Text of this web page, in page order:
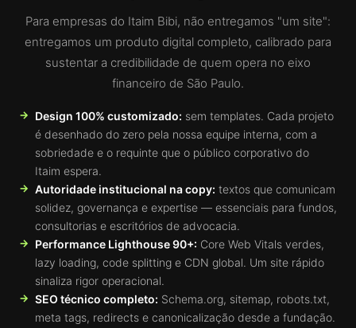
Para empresas do Itaim Bibi, não entregamos "um site":
entregamos um produto digital completo, calibrado para
sustentar a credibilidade de quem opera no eixo
financeiro de São Paulo.
Design 100% customizado: sem templates. Cada projeto
é desenhado do zero pela nossa equipe interna, com a
sobriedade e o requinte que o público corporativo do
Itaim espera.
Autoridade institucional na copy: textos que comunicam
solidez, governança e expertise — essenciais para fundos,
consultorias e escritórios de advocacia.
Performance Lighthouse 90+: Core Web Vitals verdes,
lazy loading, code splitting e CDN global. Um site rápido
sinaliza rigor operacional.
SEO técnico completo: Schema.org, sitemap, robots.txt,
meta tags, redirects e canonicalização desde a fundação.